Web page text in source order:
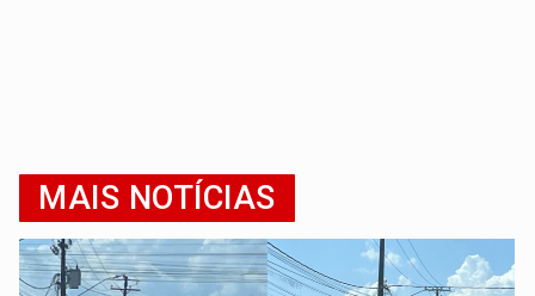
MAIS NOTÍCIAS